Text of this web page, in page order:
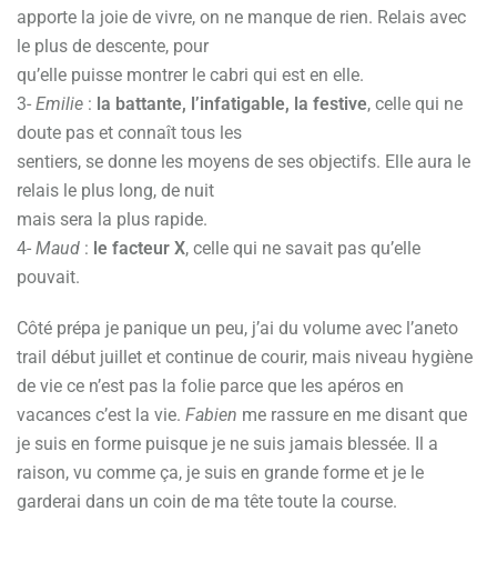
apporte la joie de vivre, on ne manque de rien. Relais avec
le plus de descente, pour
qu’elle puisse montrer le cabri qui est en elle.
3- Emilie : la battante, l’infatigable, la festive, celle qui ne
doute pas et connaît tous les
sentiers, se donne les moyens de ses objectifs. Elle aura le
relais le plus long, de nuit
mais sera la plus rapide.
4- Maud : le facteur X, celle qui ne savait pas qu’elle
pouvait.
Côté prépa je panique un peu, j’ai du volume avec l’aneto
trail début juillet et continue de courir, mais niveau hygiène
de vie ce n’est pas la folie parce que les apéros en
vacances c’est la vie. Fabien me rassure en me disant que
je suis en forme puisque je ne suis jamais blessée. Il a
raison, vu comme ça, je suis en grande forme et je le
garderai dans un coin de ma tête toute la course.